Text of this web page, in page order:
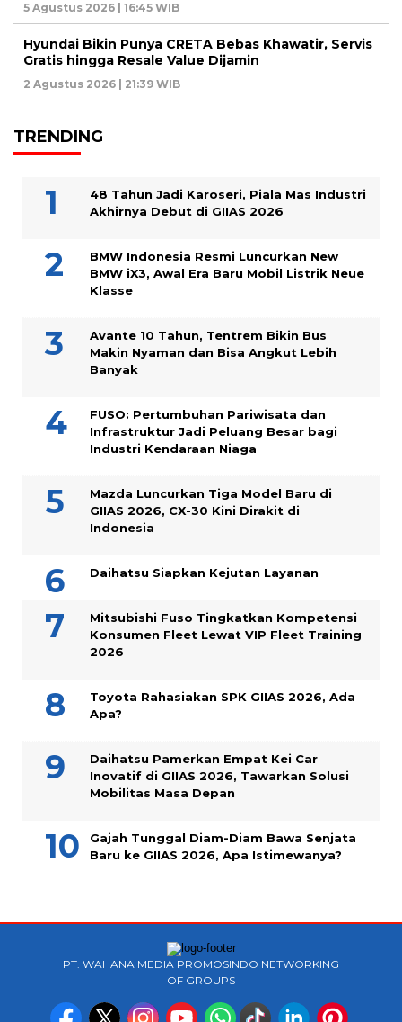
5 Agustus 2026 | 16:45 WIB
Hyundai Bikin Punya CRETA Bebas Khawatir, Servis
Gratis hingga Resale Value Dijamin
2 Agustus 2026 | 21:39 WIB
TRENDING
48 Tahun Jadi Karoseri, Piala Mas Industri
Akhirnya Debut di GIIAS 2026
BMW Indonesia Resmi Luncurkan New
BMW iX3, Awal Era Baru Mobil Listrik Neue
Klasse
Avante 10 Tahun, Tentrem Bikin Bus
Makin Nyaman dan Bisa Angkut Lebih
Banyak
FUSO: Pertumbuhan Pariwisata dan
Infrastruktur Jadi Peluang Besar bagi
Industri Kendaraan Niaga
Mazda Luncurkan Tiga Model Baru di
GIIAS 2026, CX-30 Kini Dirakit di
Indonesia
Daihatsu Siapkan Kejutan Layanan
Mitsubishi Fuso Tingkatkan Kompetensi
Konsumen Fleet Lewat VIP Fleet Training
2026
Toyota Rahasiakan SPK GIIAS 2026, Ada
Apa?
Daihatsu Pamerkan Empat Kei Car
Inovatif di GIIAS 2026, Tawarkan Solusi
Mobilitas Masa Depan
Gajah Tunggal Diam-Diam Bawa Senjata
Baru ke GIIAS 2026, Apa Istimewanya?
PT. WAHANA MEDIA PROMOSINDO NETWORKING
OF GROUPS